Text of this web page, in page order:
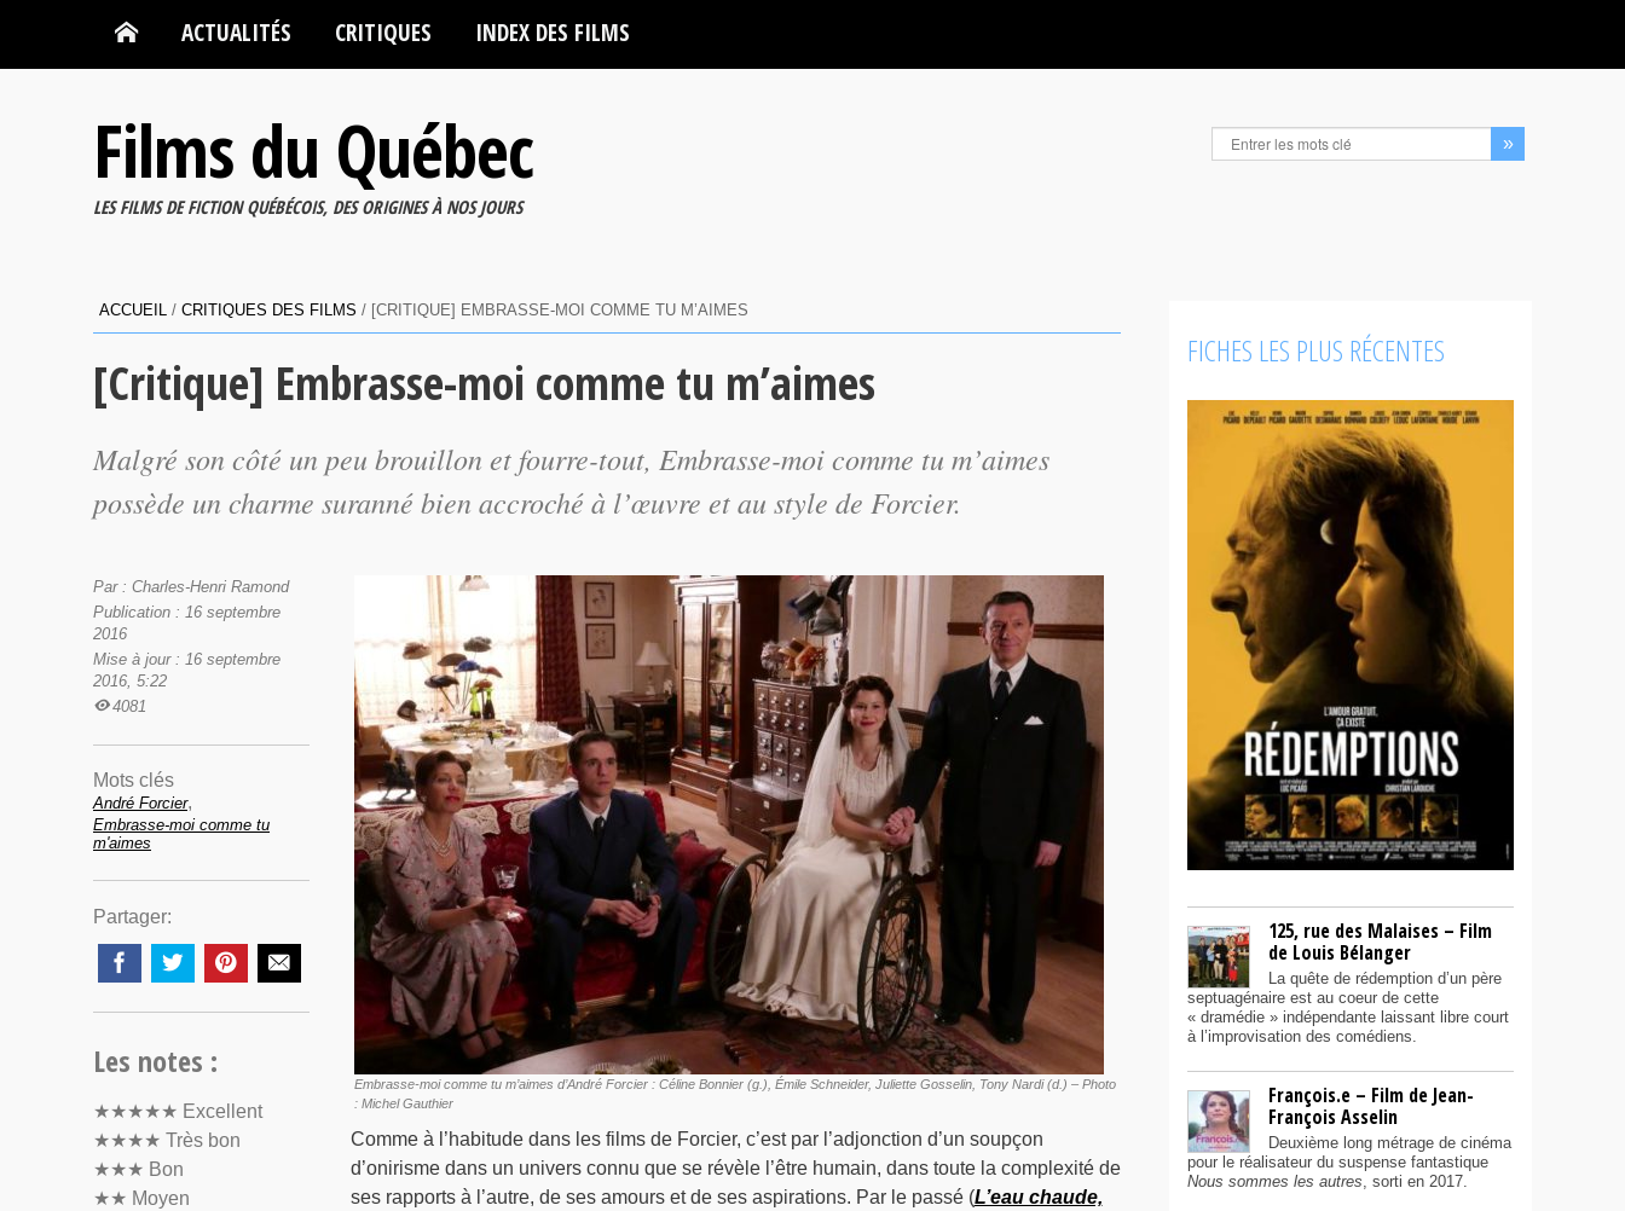
ACTUALITÉS CRITIQUES INDEX DES FILMS
Films du Québec
LES FILMS DE FICTION QUÉBÉCOIS, DES ORIGINES À NOS JOURS
ACCUEIL / CRITIQUES DES FILMS / [CRITIQUE] EMBRASSE-MOI COMME TU M’AIMES
[Critique] Embrasse-moi comme tu m’aimes
Malgré son côté un peu brouillon et fourre-tout, Embrasse-moi comme tu m’aimes
possède un charme suranné bien accroché à l’œuvre et au style de Forcier.
Embrasse-moi comme tu m’aimes d’André Forcier : Céline Bonnier (g.), Émile Schneider, Juliette Gosselin, Tony Nardi (d.) – Photo
: Michel Gauthier
Comme à l’habitude dans les films de Forcier, c’est par l’adjonction d’un soupçon
d’onirisme dans un univers connu que se révèle l’être humain, dans toute la complexité de
ses rapports à l’autre, de ses amours et de ses aspirations. Par le passé (L’eau chaude,
Par : Charles-Henri Ramond
Publication : 16 septembre
2016
Mise à jour : 16 septembre
2016, 5:22
4081
Mots clés
André Forcier,
Embrasse-moi comme tu
m'aimes
Partager:
Les notes :
★★★★★ Excellent
★★★★ Très bon
★★★ Bon
★★ Moyen
FICHES LES PLUS RÉCENTES
125, rue des Malaises – Film
de Louis Bélanger
La quête de rédemption d’un père
septuagénaire est au coeur de cette
« dramédie » indépendante laissant libre court
à l’improvisation des comédiens.
François.e – Film de Jean-
François Asselin
Deuxième long métrage de cinéma
pour le réalisateur du suspense fantastique
Nous sommes les autres, sorti en 2017.